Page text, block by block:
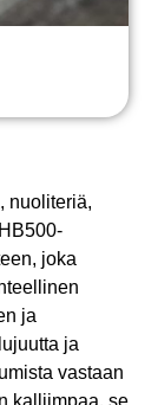
nuoliteriä,
joka
ja
ja
vastaan
kalliimpaa, se